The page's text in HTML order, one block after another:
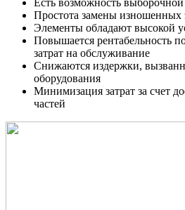
Простота замены изношенных
Элементы обладают высокой
Повышается рентабельность
затрат на обслуживание
Снижаются издержки,
оборудования
Минимизация затрат за счет
частей